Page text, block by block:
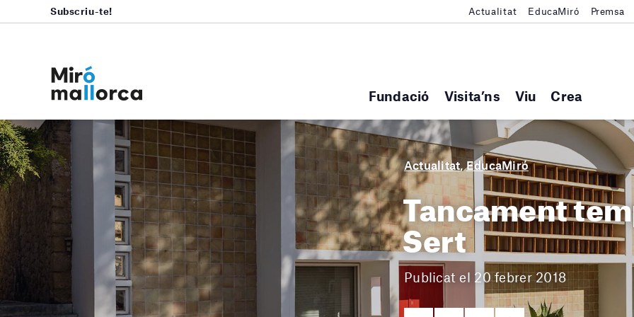
Fundació Visita’ns Viu Crea
Subscriu-te! Actualitat EducaMiró Premsa
Actualitat,EducaMiró
Tancament
Sert
Publicat el 20 febrer 2018